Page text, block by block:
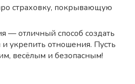
страховку, покрывающую
— отличный способ создать
укрепить отношения. Пусть
весёлым и безопасным!